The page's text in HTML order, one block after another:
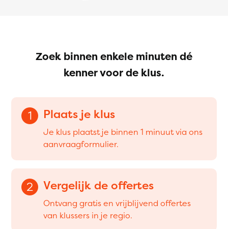
Zoek binnen enkele minuten dé
kenner voor de klus.
1 Plaats je klus
Je klus plaatst je binnen 1 minuut via ons
aanvraagformulier.
2 Vergelijk de offertes
Ontvang gratis en vrijblijvend offertes
van klussers in je regio.